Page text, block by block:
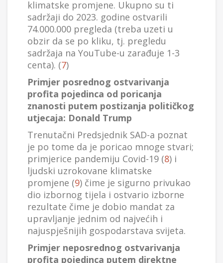
klimatske promjene. Ukupno su ti
sadržaji do 2023. godine ostvarili
74.000.000 pregleda (treba uzeti u
obzir da se po kliku, tj. pregledu
sadržaja na YouTube-u zarađuje 1-3
centa). (7)
Primjer posrednog ostvarivanja
profita pojedinca od poricanja
znanosti putem postizanja političkog
utjecaja: Donald Trump
Trenutačni Predsjednik SAD-a poznat
je po tome da je poricao mnoge stvari;
primjerice pandemiju Covid-19 (8) i
ljudski uzrokovane klimatske
promjene (9) čime je sigurno privukao
dio izbornog tijela i ostvario izborne
rezultate čime je dobio mandat za
upravljanje jednim od najvećih i
najuspješnijih gospodarstava svijeta.
Primjer neposrednog ostvarivanja
profita pojedinca putem direktne